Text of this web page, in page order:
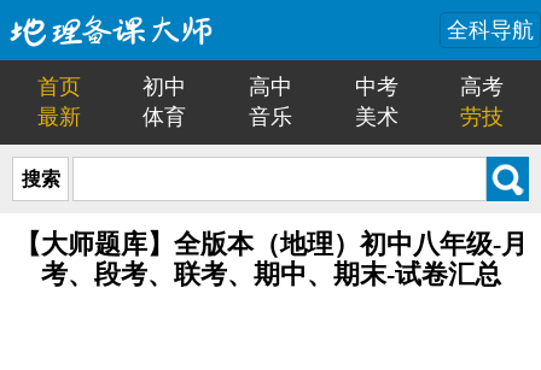
全科导航
首页 初中 高中 中考
高考
最新
体育 音乐 美术 劳技
搜索
【大师题库】全版本（地理）初中八年级-月
考、段考、联考、期中、期末-试卷汇总